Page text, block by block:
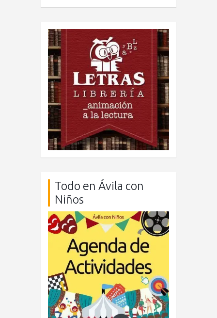
Todo en Ávila con
Niños